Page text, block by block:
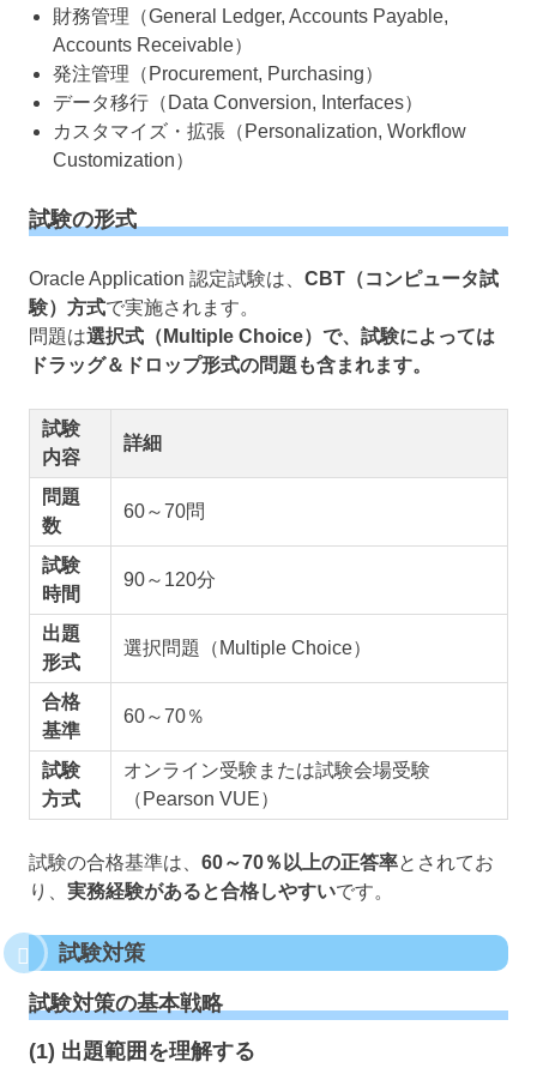
財務管理（General Ledger, Accounts Payable,
Accounts Receivable）
発注管理（Procurement, Purchasing）
データ移行（Data Conversion, Interfaces）
カスタマイズ・拡張（Personalization, Workflow
Customization）
試験の形式
Oracle Application 認定試験は、 CBT（コンピュータ試
験）方式で実施されます。
問題は選択式（Multiple Choice）で、試験によっては
ドラッグ＆ドロップ形式の問題も含まれます。
試験
内容
詳細
問題
数
60～70問
試験
時間
90～120分
出題
形式
選択問題（Multiple Choice）
合格
基準
60～70％
試験
方式
オンライン受験または試験会場受験
（Pearson VUE）
試験の合格基準は、 60～70％以上の正答率とされてお
り、 実務経験があると合格しやすいです。
試験対策
試験対策の基本戦略
(1) 出題範囲を理解する